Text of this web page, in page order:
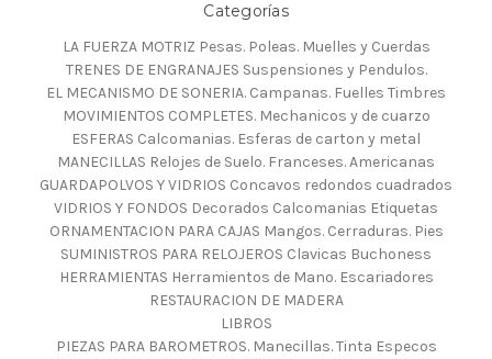
Categorías
LA FUERZA MOTRIZ Pesas. Poleas. Muelles y Cuerdas
TRENES DE ENGRANAJES Suspensiones y Pendulos.
EL MECANISMO DE SONERIA. Campanas. Fuelles Timbres
MOVIMIENTOS COMPLETES. Mechanicos y de cuarzo
ESFERAS Calcomanias. Esferas de carton y metal
MANECILLAS Relojes de Suelo. Franceses. Americanas
GUARDAPOLVOS Y VIDRIOS Concavos redondos cuadrados
VIDRIOS Y FONDOS Decorados Calcomanias Etiquetas
ORNAMENTACION PARA CAJAS Mangos. Cerraduras. Pies
SUMINISTROS PARA RELOJEROS Clavicas Buchoness
HERRAMIENTAS Herramientos de Mano. Escariadores
RESTAURACION DE MADERA
LIBROS
PIEZAS PARA BAROMETROS. Manecillas. Tinta Especos